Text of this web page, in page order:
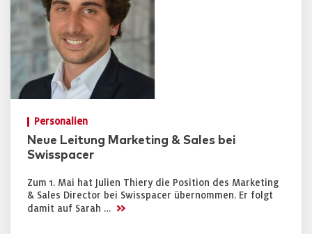
Personalien
Neue Leitung Marketing & Sales bei
Swisspacer
Zum 1. Mai hat Julien Thiery die Position des Marketing
& Sales Director bei Swisspacer übernommen. Er folgt
damit auf Sarah … >>